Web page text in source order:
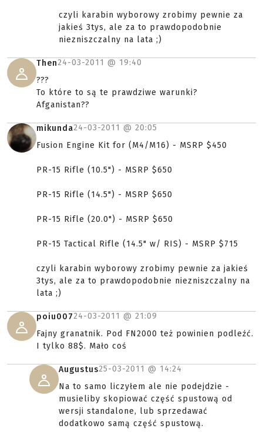
czyli karabin wyborowy zrobimy pewnie za
jakieś 3tys, ale za to prawdopodobnie
niezniszczalny na lata ;)
Then24-03-2011 @ 19:40
???
To które to są te prawdziwe warunki?
Afganistan??
mikunda24-03-2011 @ 20:05
Fusion Engine Kit for (M4/M16) - MSRP $450
PR-15 Rifle (10.5") - MSRP $650
PR-15 Rifle (14.5") - MSRP $650
PR-15 Rifle (20.0") - MSRP $650
PR-15 Tactical Rifle (14.5" w/ RIS) - MSRP $715
czyli karabin wyborowy zrobimy pewnie za jakieś
3tys, ale za to prawdopodobnie niezniszczalny na
lata ;)
poiu00724-03-2011 @ 21:09
Fajny granatnik. Pod FN2000 też powinien podleźć.
I tylko 88$. Mało coś
Augustus25-03-2011 @ 14:24
Na to samo liczyłem ale nie podejdzie -
musieliby skopiować część spustową od
wersji standalone, lub sprzedawać
dodatkowo samą część spustową.